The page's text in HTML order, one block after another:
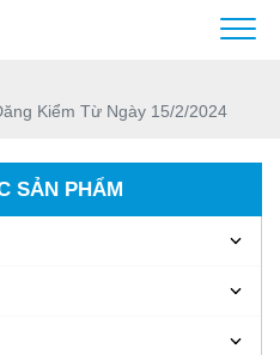
Kiểm Từ Ngày 15/2/2024
SẢN PHẨM